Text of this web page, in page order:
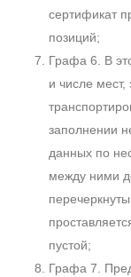
сертификат
позиций;
Графа 6. В
и числе
заполнении
данных по
между ними
пустой;
Графа 7.